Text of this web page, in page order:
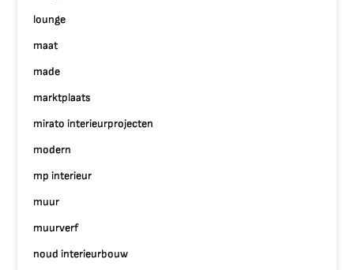
lounge
maat
made
marktplaats
mirato interieurprojecten
modern
mp interieur
muur
muurverf
noud interieurbouw